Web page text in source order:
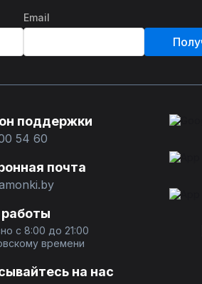
Email
поддержки
54 60
почта
с 8:00 до 21:00
времени
на нас